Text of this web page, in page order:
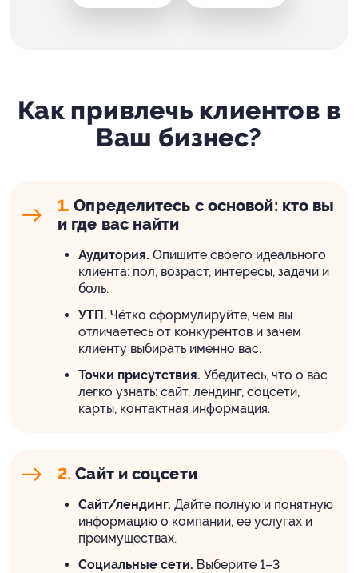
Как привлечь клиентов в
Ваш бизнес?
1. Определитесь с основой: кто вы
и где вас найти
Аудитория. Опишите своего идеального
клиента: пол, возраст, интересы, задачи и
боль.
УТП. Чётко сформулируйте, чем вы
отличаетесь от конкурентов и зачем
клиенту выбирать именно вас.
Точки присутствия. Убедитесь, что о вас
легко узнать: сайт, лендинг, соцсети,
карты, контактная информация.
2. Сайт и соцсети
Сайт/лендинг. Дайте полную и понятную
информацию о компании, ее услугах и
преимуществах.
Социальные сети. Выберите 1–3